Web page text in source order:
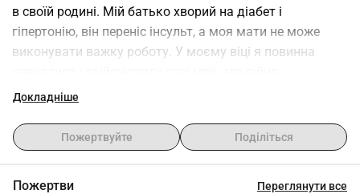
в своїй родині. Мій батько хворий на діабет і
гіпертонію, він переніс інсульт, а моя мати не може
виконувати важку роботу. У моєму віці я повинна
зруйнувала все. Моя родина складається з 5 осіб: я,
допоможіть нам вижити і залишитися сильними Ваша
підтримка може врятувати нас і дати нам надію на
Докладніше
Пожертвуйте Поділіться
Пожертви Переглянути все